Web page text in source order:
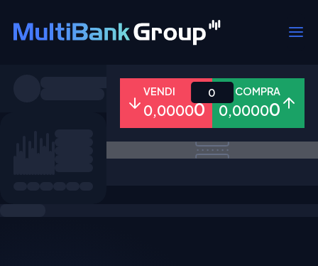
Tutti Forex Metalli Azioni
VENDI
0,00000
COMPRA
0,00000
0